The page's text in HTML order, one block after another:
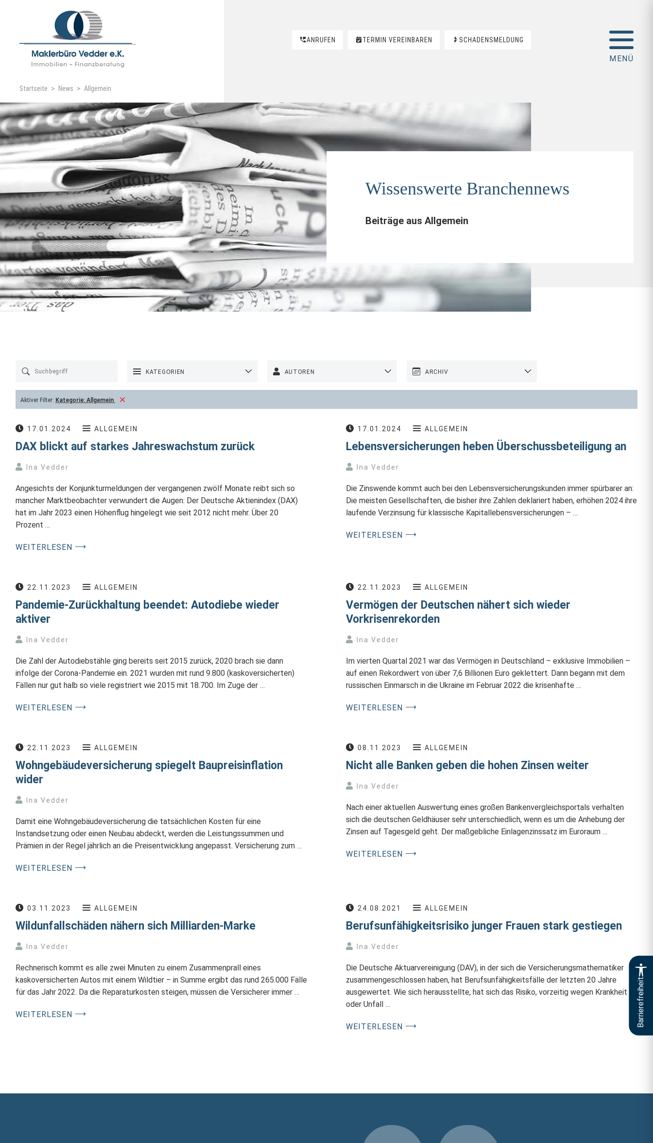
ANRUFEN TERMIN VEREINBAREN SCHADENSMELDUNG
Startseite News Allgemein
Wissenswerte Branchennews
Beiträge aus Allgemein
KATEGORIEN AUTOREN ARCHIV
Aktiver Filter: Kategorie: Allgemein
17.01.2024 ALLGEMEIN
DAX blickt auf starkes Jahreswachstum zurück
Ina Vedder
Angesichts der Konjunkturmeldungen der vergangenen zwölf Monate reibt sich so
mancher Marktbeobachter verwundert die Augen: Der Deutsche Aktienindex (DAX)
hat im Jahr 2023 einen Höhenflug hingelegt wie seit 2012 nicht mehr. Über 20
Prozent …
WEITERLESEN ⟶
17.01.2024 ALLGEMEIN
Lebensversicherungen heben Überschussbeteiligung an
Ina Vedder
Die Zinswende kommt auch bei den Lebensversicherungskunden immer spürbarer an:
Die meisten Gesellschaften, die bisher ihre Zahlen deklariert haben, erhöhen 2024 ihre
laufende Verzinsung für klassische Kapitallebensversicherungen – …
WEITERLESEN ⟶
22.11.2023 ALLGEMEIN
Pandemie-Zurückhaltung beendet: Autodiebe wieder
aktiver
Ina Vedder
Die Zahl der Autodiebstähle ging bereits seit 2015 zurück, 2020 brach sie dann
infolge der Corona-Pandemie ein. 2021 wurden mit rund 9.800 (kaskoversicherten)
Fällen nur gut halb so viele registriert wie 2015 mit 18.700. Im Zuge der …
WEITERLESEN ⟶
22.11.2023 ALLGEMEIN
Vermögen der Deutschen nähert sich wieder
Vorkrisenrekorden
Ina Vedder
Im vierten Quartal 2021 war das Vermögen in Deutschland – exklusive Immobilien –
auf einen Rekordwert von über 7,6 Billionen Euro geklettert. Dann begann mit dem
russischen Einmarsch in die Ukraine im Februar 2022 die krisenhafte …
WEITERLESEN ⟶
22.11.2023 ALLGEMEIN
Wohngebäudeversicherung spiegelt Baupreisinflation
wider
Ina Vedder
Damit eine Wohngebäudeversicherung die tatsächlichen Kosten für eine
Instandsetzung oder einen Neubau abdeckt, werden die Leistungssummen und
Prämien in der Regel jährlich an die Preisentwicklung angepasst. Versicherung zum …
WEITERLESEN ⟶
08.11.2023 ALLGEMEIN
Nicht alle Banken geben die hohen Zinsen weiter
Ina Vedder
Nach einer aktuellen Auswertung eines großen Bankenvergleichsportals verhalten
sich die deutschen Geldhäuser sehr unterschiedlich, wenn es um die Anhebung der
Zinsen auf Tagesgeld geht. Der maßgebliche Einlagenzinssatz im Euroraum …
WEITERLESEN ⟶
03.11.2023 ALLGEMEIN
Wildunfallschäden nähern sich Milliarden-Marke
Ina Vedder
Rechnerisch kommt es alle zwei Minuten zu einem Zusammenprall eines
kaskoversicherten Autos mit einem Wildtier – in Summe ergibt das rund 265.000 Fälle
für das Jahr 2022. Da die Reparaturkosten steigen, müssen die Versicherer immer …
WEITERLESEN ⟶
24.08.2021 ALLGEMEIN
Berufsunfähigkeitsrisiko junger Frauen stark gestiegen
Ina Vedder
Die Deutsche Aktuarvereinigung (DAV), in der sich die Versicherungsmathematiker
zusammengeschlossen haben, hat Berufsunfähigkeitsfälle der letzten 20 Jahre
ausgewertet. Wie sich herausstellte, hat sich das Risiko, vorzeitig wegen Krankheit
oder Unfall …
WEITERLESEN ⟶ Barrierefreiheit